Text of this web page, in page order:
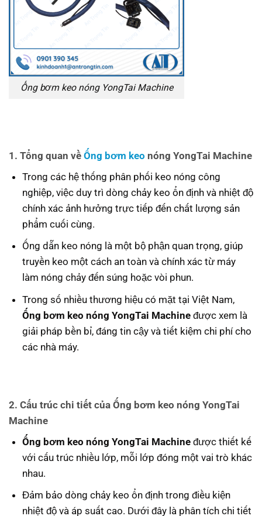
Ống bơm keo nóng YongTai Machine
1. Tổng quan về Ống bơm keo nóng YongTai Machine
Trong các hệ thống phân phối keo nóng công
nghiệp, việc duy trì dòng chảy keo ổn định và nhiệt độ
chính xác ảnh hưởng trực tiếp đến chất lượng sản
phẩm cuối cùng.
Ống dẫn keo nóng là một bộ phận quan trọng, giúp
truyền keo một cách an toàn và chính xác từ máy
làm nóng chảy đến súng hoặc vòi phun.
Trong số nhiều thương hiệu có mặt tại Việt Nam,
Ống bơm keo nóng YongTai Machineđược xem là
giải pháp bền bỉ, đáng tin cậy và tiết kiệm chi phí cho
các nhà máy.
2. Cấu trúc chi tiết của Ống bơm keo nóng YongTai
Machine
Ống bơm keo nóng YongTai Machineđược thiết kế
với cấu trúc nhiều lớp, mỗi lớp đóng một vai trò khác
nhau.
Đảm bảo dòng chảy keo ổn định trong điều kiện
nhiệt độ và áp suất cao. Dưới đây là phân tích chi tiết